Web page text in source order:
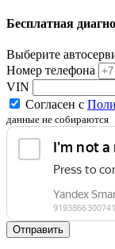
Бесплатная
Выберите
Номер телефона
VIN
Согласен с
данные не собираются
Отправить